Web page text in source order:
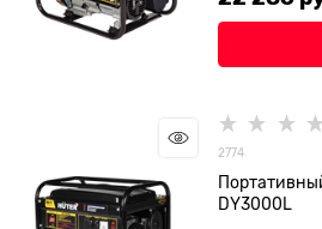
2774
DY3000L